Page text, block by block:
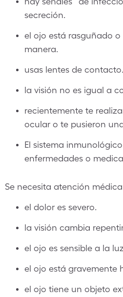
secreción.
el ojo está rasguñado
manera.
usas lentes de contacto.
la visión no es igual a
recientemente te
ocular o te pusieron
El sistema
enfermedades o
Se necesita atención
el dolor es severo.
la visión cambia
el ojo es sensible a la
el ojo está gravemente
el ojo tiene un objeto